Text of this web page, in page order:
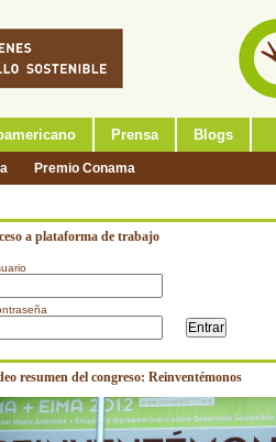
Prensa Blogs
Premio Conama
a plataforma de trabajo
resumen del congreso: Reinventémonos